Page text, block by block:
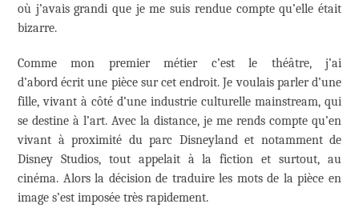
où j’avais grandi que je me suis rendue compte qu’elle était
bizarre.
Comme mon premier métier c’est le théâtre, j’ai
d’abord écrit une pièce sur cet endroit. Je voulais parler d’une
fille, vivant à côté d’une industrie culturelle mainstream, qui
se destine à l’art. Avec la distance, je me rends compte qu’en
vivant à proximité du parc Disneyland et notamment de
Disney Studios, tout appelait à la fiction et surtout, au
cinéma. Alors la décision de traduire les mots de la pièce en
image s’est imposée très rapidement.